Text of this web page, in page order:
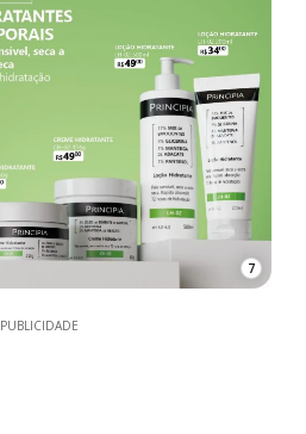
7
PUBLICIDADE